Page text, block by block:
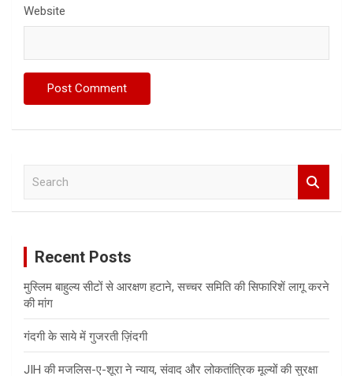
Website
Recent Posts
मुस्लिम बाहुल्य सीटों से आरक्षण हटाने, सच्चर समिति की सिफारिशें लागू करने
की मांग
गंदगी के साये में गुजरती ज़िंदगी
JIH की मजलिस-ए-शूरा ने न्याय, संवाद और लोकतांत्रिक मूल्यों की सुरक्षा